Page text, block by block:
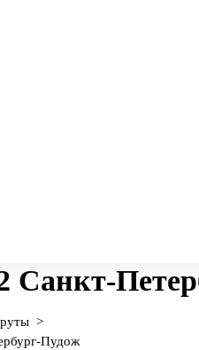
Санкт-
>
Пудож